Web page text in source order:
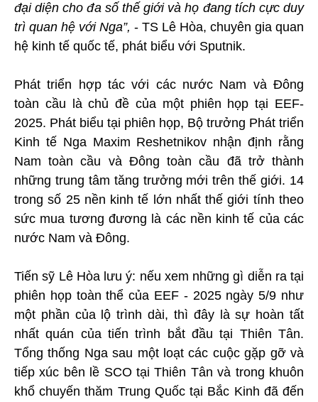
đại diện cho đa số thế giới và họ đang tích cực duy
trì quan hệ với Nga”, - TS Lê Hòa, chuyên gia quan
hệ kinh tế quốc tế, phát biểu với Sputnik.
Phát triển hợp tác với các nước Nam và Đông
toàn cầu là chủ đề của một phiên họp tại EEF-
2025. Phát biểu tại phiên họp, Bộ trưởng Phát triển
Kinh tế Nga Maxim Reshetnikov nhận định rằng
Nam toàn cầu và Đông toàn cầu đã trở thành
những trung tâm tăng trưởng mới trên thế giới. 14
trong số 25 nền kinh tế lớn nhất thế giới tính theo
sức mua tương đương là các nền kinh tế của các
nước Nam và Đông.
Tiến sỹ Lê Hòa lưu ý: nếu xem những gì diễn ra tại
phiên họp toàn thể của EEF - 2025 ngày 5/9 như
một phần của lộ trình dài, thì đây là sự hoàn tất
nhất quán của tiến trình bắt đầu tại Thiên Tân.
Tổng thống Nga sau một loạt các cuộc gặp gỡ và
tiếp xúc bên lề SCO tại Thiên Tân và trong khuôn
khổ chuyến thăm Trung Quốc tại Bắc Kinh đã đến